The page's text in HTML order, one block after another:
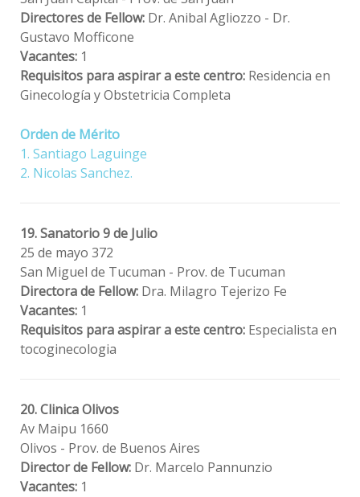
Directores de Fellow: Dr. Anibal Agliozzo - Dr.
Gustavo Mofficone
Vacantes: 1
Requisitos para aspirar a este centro: Residencia en
Ginecología y Obstetricia Completa
Orden de Mérito
1. Santiago Laguinge
2. Nicolas Sanchez.
19. Sanatorio 9 de Julio
25 de mayo 372
San Miguel de Tucuman - Prov. de Tucuman
Directora de Fellow: Dra. Milagro Tejerizo Fe
Vacantes: 1
Requisitos para aspirar a este centro: Especialista en
tocoginecologia
20. Clinica Olivos
Av Maipu 1660
Olivos - Prov. de Buenos Aires
Director de Fellow: Dr. Marcelo Pannunzio
Vacantes: 1